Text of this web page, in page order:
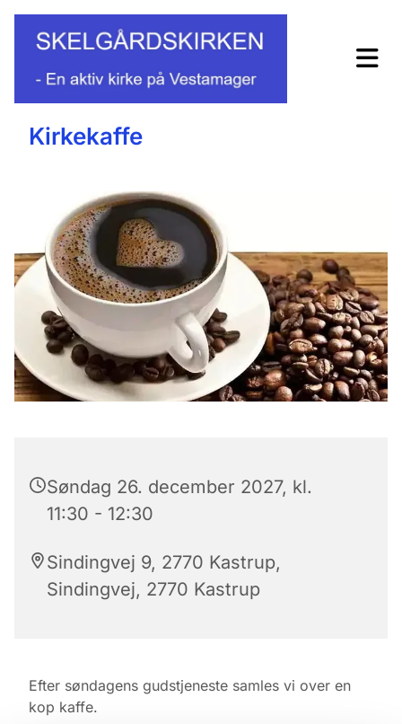
Kirkekaffe
Søndag 26. december 2027, kl.
11:30 - 12:30
Sindingvej 9, 2770 Kastrup,
Sindingvej, 2770 Kastrup
Efter søndagens gudstjeneste samles vi over en
kop kaffe.